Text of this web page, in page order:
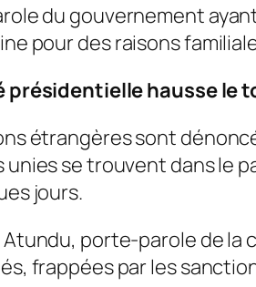
du gouvernement
pour des raisons
présidentielle hausse le
étrangères sont
se trouvent dans le
jours.
porte-parole de la
frappées par les